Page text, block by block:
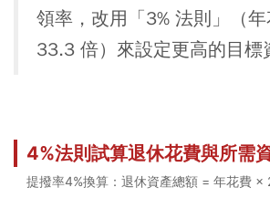
領率，改用「3% 法則」（
33.3 倍）來設定更高的目標
4%法則試算退休花費與所需
提撥率4%換算：退休資產總額 = 年花費 ×